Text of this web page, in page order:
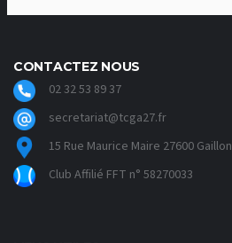
CONTACTEZ NOUS
02 32 53 89 37
secretariat@tcga27.fr
15 Rue Maurice Maire 27600 Gaillon
Club Affilié FFT n° 58270033